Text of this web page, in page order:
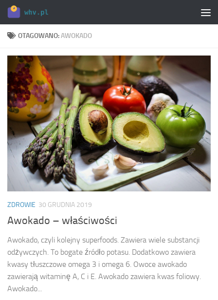
Skip to content
OTAGOWANO:AWOKADO
ZDROWIE 30 GRUDNIA 2019
Awokado – właściwości
Awokado, czyli kolejny superfoods. Zawiera wiele substancji
odżywczych. To bogate źródło potasu. Dodatkowo zawiera
kwasy tłuszczowe omega 3 i omega 6. Owoce awokado
zawierają witaminę A, C i E. Awokado zawiera kwas foliowy.
Awokado...